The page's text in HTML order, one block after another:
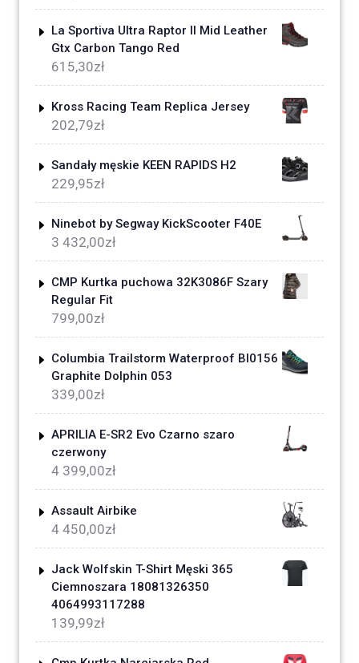
La Sportiva Ultra Raptor II Mid Leather
Gtx Carbon Tango Red
615,30zł
Kross Racing Team Replica Jersey
202,79zł
Sandały męskie KEEN RAPIDS H2
229,95zł
Ninebot by Segway KickScooter F40E
3 432,00zł
CMP Kurtka puchowa 32K3086F Szary
Regular Fit
799,00zł
Columbia Trailstorm Waterproof Bl0156
Graphite Dolphin 053
339,00zł
APRILIA E-SR2 Evo Czarno szaro
czerwony
4 399,00zł
Assault Airbike
4 450,00zł
Jack Wolfskin T-Shirt Męski 365
Ciemnoszara 18081326350
4064993117288
139,99zł